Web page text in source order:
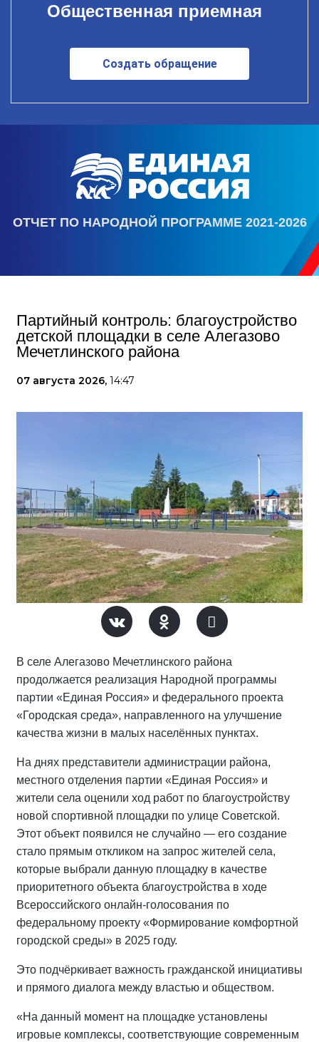
Общественная приемная
Создать обращение
ОТЧЕТ ПО НАРОДНОЙ ПРОГРАММЕ 2021-2026
Партийный контроль: благоустройство
детской площадки в селе Алегазово
Мечетлинского района
07 августа 2026, 14:47
В селе Алегазово Мечетлинского района
продолжается реализация Народной программы
партии «Единая Россия» и федерального проекта
«Городская среда», направленного на улучшение
качества жизни в малых населённых пунктах.
На днях представители администрации района,
местного отделения партии «Единая Россия» и
жители села оценили ход работ по благоустройству
новой спортивной площадки по улице Советской.
Этот объект появился не случайно — его создание
стало прямым откликом на запрос жителей села,
которые выбрали данную площадку в качестве
приоритетного объекта благоустройства в ходе
Всероссийского онлайн-голосования по
федеральному проекту «Формирование комфортной
городской среды» в 2025 году.
Это подчёркивает важность гражданской инициативы
и прямого диалога между властью и обществом.
«На данный момент на площадке установлены
игровые комплексы, соответствующие современным